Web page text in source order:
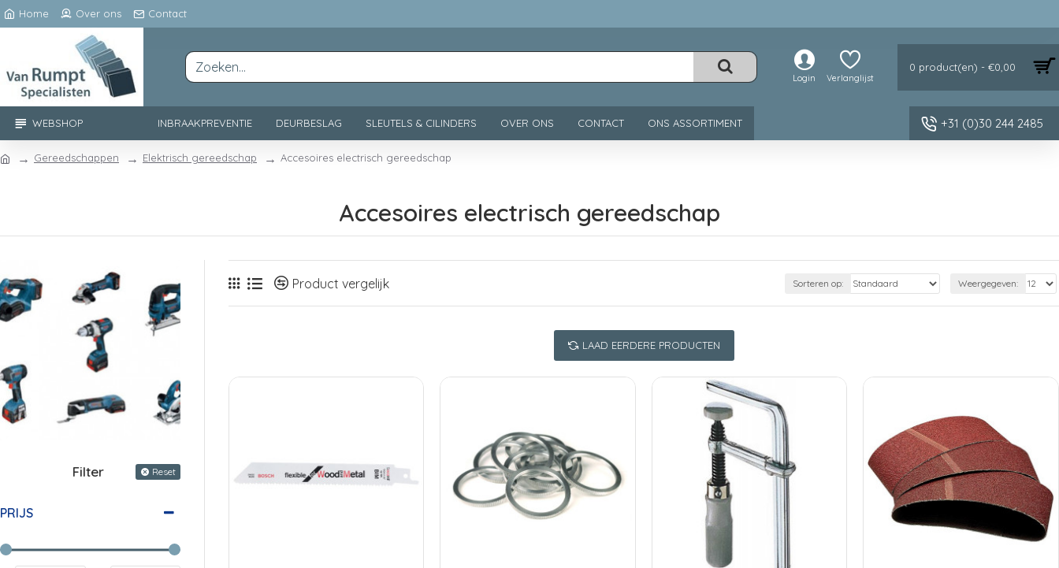
Home Over ons Contact
Login Verlanglijst
0 product(en) - €0,00
WEBSHOP INBRAAKPREVENTIE DEURBESLAG SLEUTELS & CILINDERS OVER ONS CONTACT ONS ASSORTIMENT +31 (0)30 244 2485
Gereedschappen Elektrisch gereedschap Accesoires electrisch gereedschap
Accesoires electrisch gereedschap
Filter Reset
PRIJS
Product vergelijk Sorteren op: Weergegeven:
LAAD EERDERE PRODUCTEN